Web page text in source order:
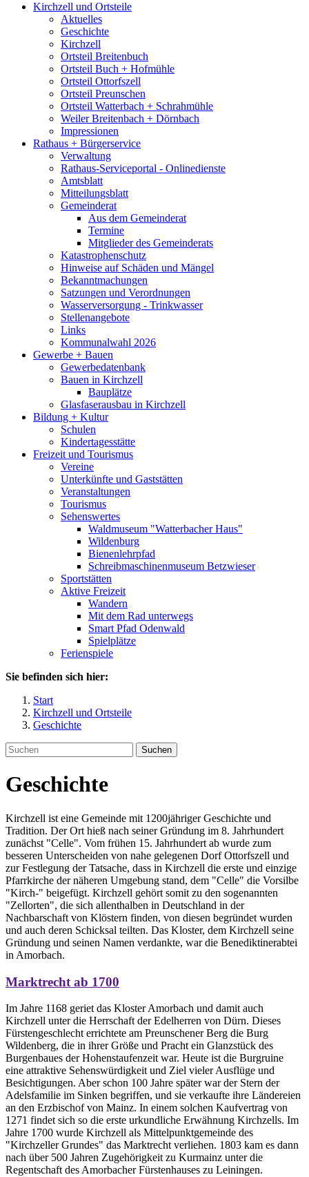
Kirchzell und Ortsteile
Aktuelles
Geschichte
Kirchzell
Ortsteil Breitenbuch
Ortsteil Buch + Hofmühle
Ortsteil Ottorfszell
Ortsteil Preunschen
Ortsteil Watterbach + Schrahmühle
Weiler Breitenbach + Dörnbach
Impressionen
Rathaus + Bürgerservice
Verwaltung
Rathaus-Serviceportal - Onlinedienste
Amtsblatt
Mitteilungsblatt
Gemeinderat
Aus dem Gemeinderat
Termine
Mitglieder des Gemeinderats
Katastrophenschutz
Hinweise auf Schäden und Mängel
Bekanntmachungen
Satzungen und Verordnungen
Wasserversorgung - Trinkwasser
Stellenangebote
Links
Kommunalwahl 2026
Gewerbe + Bauen
Gewerbedatenbank
Bauen in Kirchzell
Bauplätze
Glasfaserausbau in Kirchzell
Bildung + Kultur
Schulen
Kindertagesstätte
Freizeit und Tourismus
Vereine
Unterkünfte und Gaststätten
Veranstaltungen
Tourismus
Sehenswertes
Waldmuseum "Watterbacher Haus"
Wildenburg
Bienenlehrpfad
Schreibmaschinenmuseum Betzwieser
Sportstätten
Aktive Freizeit
Wandern
Mit dem Rad unterwegs
Smart Pfad Odenwald
Spielplätze
Ferienspiele
Sie befinden sich hier:
Start
Kirchzell und Ortsteile
Geschichte
Suchen
Geschichte
Kirchzell ist eine Gemeinde mit 1200jähriger Geschichte und
Tradition. Der Ort hieß nach seiner Gründung im 8. Jahrhundert
zunächst "Celle". Vom frühen 15. Jahrhundert ab wurde zum
besseren Unterscheiden von nahe gelegenen Dorf Ottorfszell und
zur Festlegung der Tatsache, dass in Kirchzell die erste und einzige
Pfarrkirche der näheren Umgebung stand, dem "Celle" die Vorsilbe
"Kirch-" beigefügt. Kirchzell gehört somit zu den sogenannten
"Zellorten", die sich allenthalben in Deutschland in der
Nachbarschaft von Klöstern finden, von diesen begründet wurden
und auch deren Schicksal teilten. Das Kloster, dem Kirchzell seine
Gründung und seinen Namen verdankte, war die Benediktinerabtei
in Amorbach.
Marktrecht ab 1700
Im Jahre 1168 geriet das Kloster Amorbach und damit auch
Kirchzell unter die Herrschaft der Edelherren von Dürn. Dieses
Fürstengeschlecht errichtete am Preunschener Berg die Burg
Wildenberg, die in ihrer Größe und Pracht ein Glanzstück des
Burgenbaues der Hohenstaufenzeit war. Heute ist die Burgruine
eine attraktive Sehenswürdigkeit und Ziel vieler Ausflüge und
Besichtigungen. Aber schon 100 Jahre später war der Stern der
Adelsfamilie im Sinken begriffen, und sie verkaufte ihre Ländereien
an den Erzbischof von Mainz. In einem solchen Kaufvertrag von
1271 findet sich so die erste urkundliche Erwähnung Kirchzells. Im
Jahre 1700 wurde Kirchzell als Mittelpunktgemeinde des
"Kirchzeller Grundes" das Marktrecht verliehen. 1803 kam es dann
nach über 500 Jahren Zugehörigkeit zu Kurmainz unter die
Regentschaft des Amorbacher Fürstenhauses zu Leiningen.